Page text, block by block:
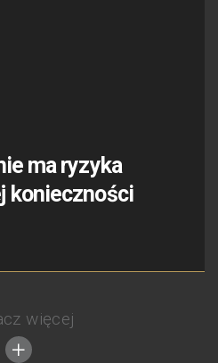
ma ryzyka
konieczności
więcej